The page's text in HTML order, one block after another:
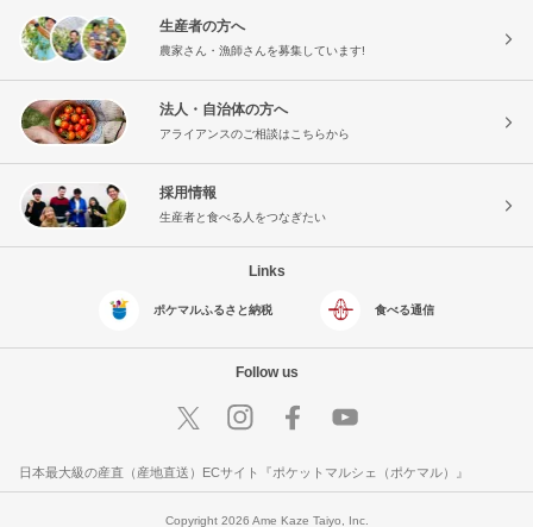
生産者の方へ
農家さん・漁師さんを募集しています!
法人・自治体の方へ
アライアンスのご相談はこちらから
採用情報
生産者と食べる人をつなぎたい
Links
ポケマルふるさと納税 食べる通信
Follow us
日本最大級の産直（産地直送）ECサイト『ポケットマルシェ（ポケマル）』
Copyright 2026 Ame Kaze Taiyo, Inc.